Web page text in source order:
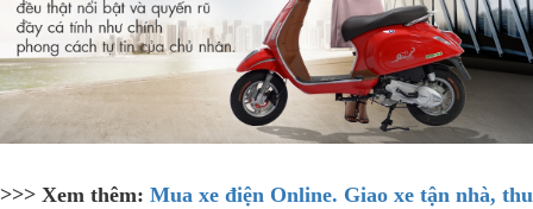
>>> Xem thêm: Mua xe điện Online. Giao xe tận nhà, thu